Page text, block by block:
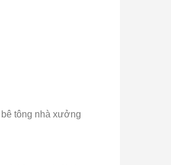
tông nhà xưởng